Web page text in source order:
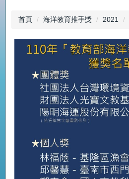
首頁 海洋教育推手獎 2021